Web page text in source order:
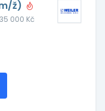
ž)
35 000 Kč